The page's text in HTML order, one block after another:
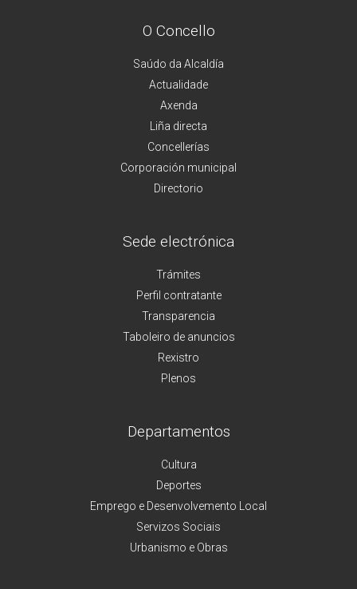
O Concello
Saúdo da Alcaldía
Actualidade
Axenda
Liña directa
Concellerías
Corporación municipal
Directorio
Sede electrónica
Trámites
Perfil contratante
Transparencia
Taboleiro de anuncios
Rexistro
Plenos
Departamentos
Cultura
Deportes
Emprego e Desenvolvemento Local
Servizos Sociais
Urbanismo e Obras